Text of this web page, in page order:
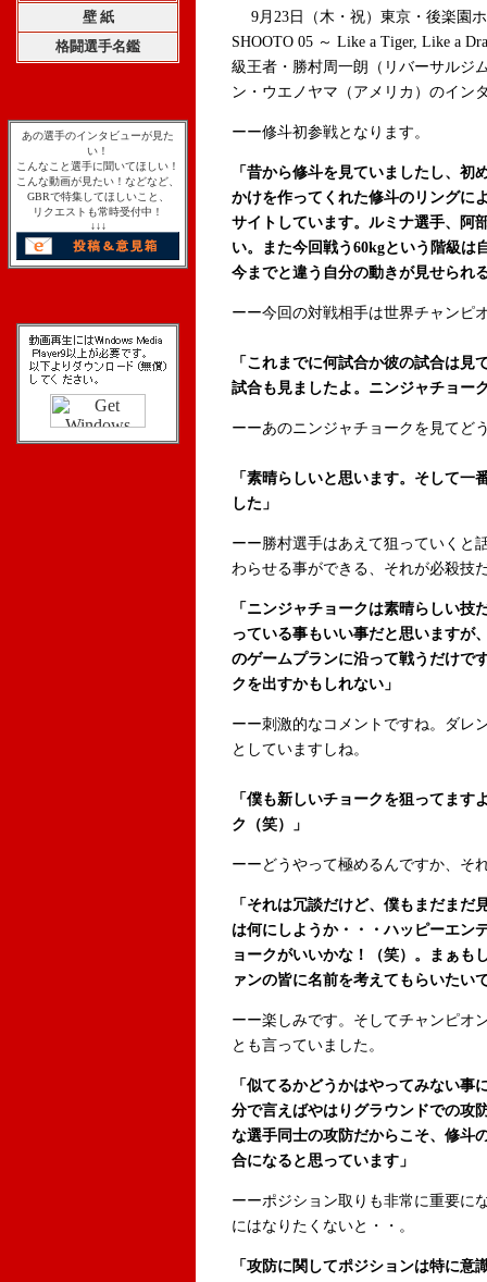
壁 紙
格闘選手名鑑
あの選手のインタビューが見た
い！
こんなこと選手に聞いてほしい！
こんな動画が見たい！などなど、
GBRで特集してほしいこと、
リクエストも常時受付中！
↓↓↓
9月23日（木・祝）東京・後楽園
SHOOTO 05 ～ Like a Tiger, Like a
級王者・勝村周一朗（リバーサルジ
ン・ウエノヤマ（アメリカ）のイン
ーー修斗初参戦となります。
「昔から修斗を見ていましたし、
かけを作ってくれた修斗のリングに
サイトしています。ルミナ選手、阿
い。また今回戦う60kgという階級は
今までと違う自分の動きが見せられ
ーー今回の対戦相手は世界チャンピ
「これまでに何試合か彼の試合は
試合も見ましたよ。ニンジャチョー
ーーあのニンジャチョークを見てど
「素晴らしいと思います。そして
した」
ーー勝村選手はあえて狙っていくと
わらせる事ができる、それが必殺技
「ニンジャチョークは素晴らしい
っている事もいい事だと思いますが
のゲームプランに沿って戦うだけで
クを出すかもしれない」
ーー刺激的なコメントですね。ダレ
としていますしね。
「僕も新しいチョークを狙ってま
ク（笑）」
ーーどうやって極めるんですか、そ
「それは冗談だけど、僕もまだま
は何にしようか・・・ハッピーエン
ョークがいいかな！（笑）。まぁも
ァンの皆に名前を考えてもらいたい
ーー楽しみです。そしてチャンピオ
とも言っていました。
「似てるかどうかはやってみない
分で言えばやはりグラウンドでの攻
な選手同士の攻防だからこそ、修斗
合になると思っています」
ーーポジション取りも非常に重要に
にはなりたくないと・・。
「攻防に関してポジションは特に意